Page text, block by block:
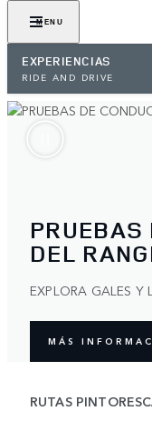
MENU
EXPERIENCIAS
RIDE AND DRIVE
PRUEBAS
DEL
EXPLORA GALES Y
MÁS
RUTAS